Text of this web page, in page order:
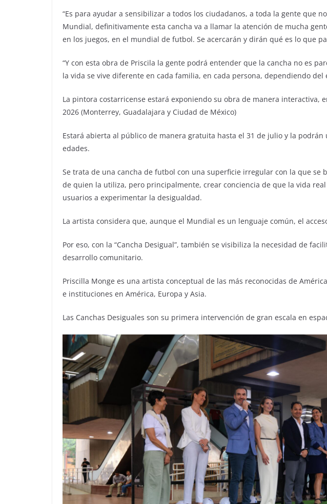
“Es para ayudar a sensibilizar a todos los ciudadanos, a toda la gente que
Mundial, definitivamente esta cancha va a llamar la atención de mucha
en los juegos, en el mundial de futbol. Se acercarán y dirán qué es lo que
“Y con esta obra de Priscila la gente podrá entender que la cancha no es
la vida se vive diferente en cada familia, en cada persona, dependiendo del
La pintora costarricense estará exponiendo su obra de manera interactiva,
2026 (Monterrey, Guadalajara y Ciudad de México)
Estará abierta al público de manera gratuita hasta el 31 de julio y la
edades.
Se trata de una cancha de futbol con una superficie irregular con la que se
de quien la utiliza, pero principalmente, crear conciencia de que la vida
usuarios a experimentar la desigualdad.
La artista considera que, aunque el Mundial es un lenguaje común, el
Por eso, con la “Cancha Desigual”, también se visibiliza la necesidad de
desarrollo comunitario.
Priscilla Monge es una artista conceptual de las más reconocidas de
e instituciones en América, Europa y Asia.
Las Canchas Desiguales son su primera intervención de gran escala en